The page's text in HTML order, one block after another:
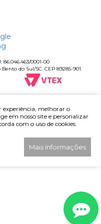
86.046.463/0001-00
do Sul/SC. CEP 89285-901.
experiência, melhorar o
em nosso site e personalizar
com o uso de cookies.
Mais informações